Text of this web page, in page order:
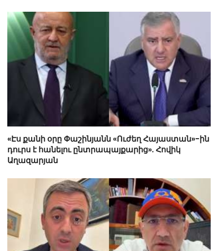
«Էս քանի օրը Փաշինյանն «Ուժեղ Հայաստան»-ին
դուրս է հանելու ընտրապայքարից». Հովիկ
Աղազարյան